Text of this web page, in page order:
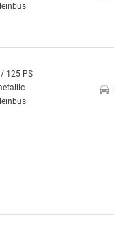
125 PS